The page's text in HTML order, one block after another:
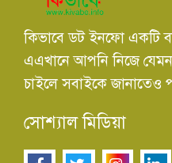
কিভাবে ডট ইনফো একটি
এএখানে আপনি নিজে
চাইলে সবাইকে জানাতেও
সোশ্যাল মিডিয়া